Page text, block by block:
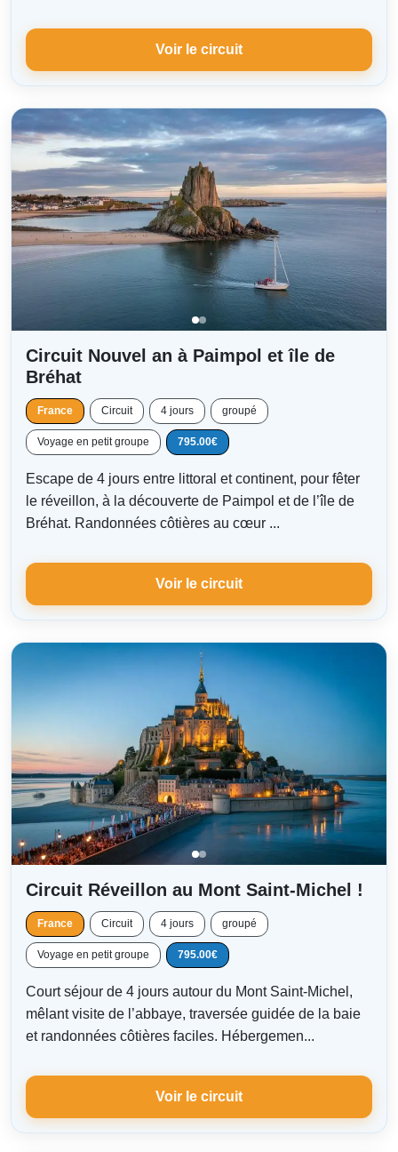
Voir le circuit
Circuit Nouvel an à Paimpol et île de
Bréhat
France Circuit 4 jours groupé
Voyage en petit groupe 795.00€
Escape de 4 jours entre littoral et continent, pour fêter
le réveillon, à la découverte de Paimpol et de l’île de
Bréhat. Randonnées côtières au cœur ...
Voir le circuit
Circuit Réveillon au Mont Saint-Michel !
France Circuit 4 jours groupé
Voyage en petit groupe 795.00€
Court séjour de 4 jours autour du Mont Saint-Michel,
mêlant visite de l’abbaye, traversée guidée de la baie
et randonnées côtières faciles. Hébergemen...
Voir le circuit